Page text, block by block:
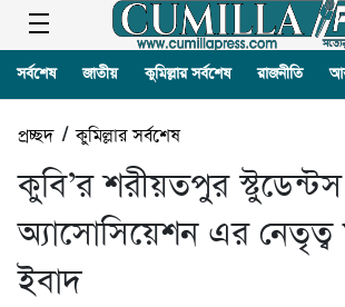
সর্বশেষ জাতীয় কুমিল্লার সর্বশেষ রাজনীতি
প্রচ্ছদ/কুমিল্লার সর্বশেষ
কুবি’র শরীয়তপুর স্টুডেন্টস
অ্যাসোসিয়েশন এর
ইবাদ